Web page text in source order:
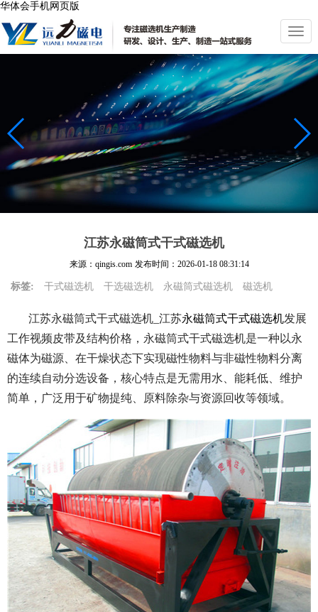
华体会手机网页版
切
换
导
航
江苏永磁筒式干式磁选机
来源：qingis.com 发布时间： 2026-01-18 08:31:14
标签: 干式磁选机 干选磁选机 永磁筒式磁选机 磁选机
江苏永磁筒式干式磁选机_江苏永磁筒式干式磁选机发展
工作视频皮带及结构价格，永磁筒式干式磁选机是一种以永
磁体为磁源、在干燥状态下实现磁性物料与非磁性物料分离
的连续自动分选设备，核心特点是无需用水、能耗低、维护
简单，广泛用于矿物提纯、原料除杂与资源回收等领域。